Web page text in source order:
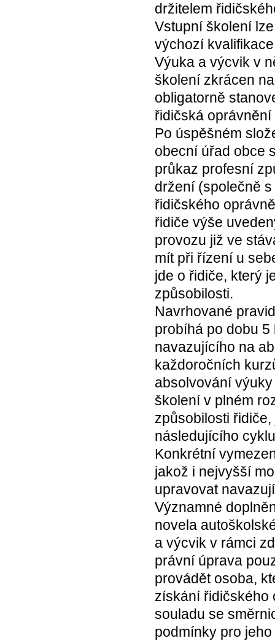
držitelem
Vstupní školení
výchozí
Výuka a výcvik v
školení zkrácen
obligatorně
řidičská oprávnění
Po úspěšném
obecní úřad obce
průkaz profesní
držení (společně
řidičského
řidiče výše
provozu již ve
mít při řízení u
jde o řidiče, který
způsobilosti.
Navrhované
probíhá po dobu
navazujícího na
každoročních
absolvování
školení v plném
způsobilosti
následujícího
Konkrétní
jakož i nejvyšší
upravovat
Významné
novela
a výcvik v rámci
právní úprava
provádět osoba,
získání řidičského
souladu se
podmínky pro